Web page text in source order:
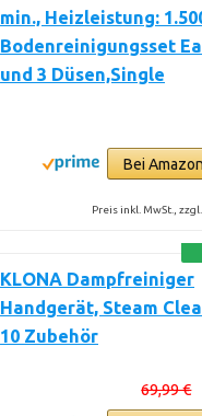
min., Heizleistung:
Bodenreinigungsset
und 3 Düsen,Single
Bei
Preis inkl. MwSt.,
KLONA Dampfreiniger
Handgerät, Steam
10 Zubehör
69,99 €